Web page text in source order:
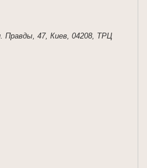
Правды, 47, Киев, 04208, ТРЦ